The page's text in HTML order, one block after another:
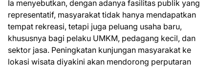
Ia menyebutkan, dengan adanya fasilitas publik yang
representatif, masyarakat tidak hanya mendapatkan
tempat rekreasi, tetapi juga peluang usaha baru,
khususnya bagi pelaku UMKM, pedagang kecil, dan
sektor jasa. Peningkatan kunjungan masyarakat ke
lokasi wisata diyakini akan mendorong perputaran